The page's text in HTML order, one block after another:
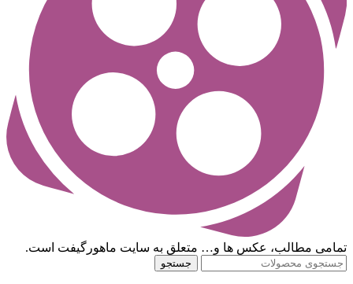
تمامی مطالب، عکس ها و… متعلق به سایت ماهورگیفت است.
جستجو